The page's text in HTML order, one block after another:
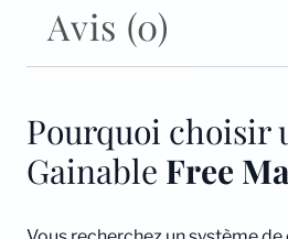
Avis (0)
Pourquoi choisir
Gainable Free